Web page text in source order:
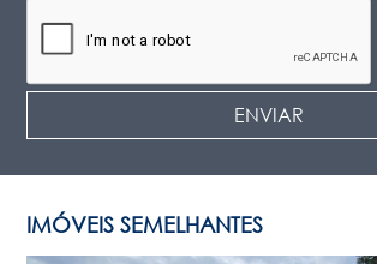
IMÓVEIS SEMELHANTES